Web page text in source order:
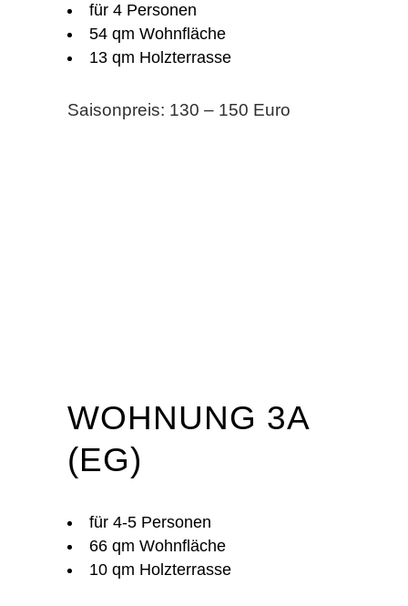
für 4 Personen
54 qm Wohnfläche
13 qm Holzterrasse
Saisonpreis: 130 – 150 Euro
WOHNUNG 3A
(EG)
für 4-5 Personen
66 qm Wohnfläche
10 qm Holzterrasse